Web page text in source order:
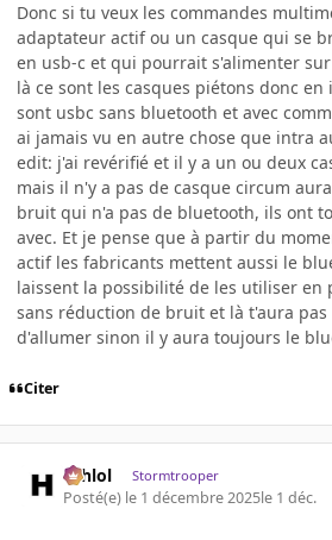
Donc si tu veux les commandes
adaptateur actif ou un casque qui se
en usb-c et qui pourrait s'alimenter sur
là ce sont les casques piétons donc
sont usbc sans bluetooth et avec
ai jamais vu en autre chose que intra
edit: j'ai revérifié et il y a un ou deux
mais il n'y a pas de casque circum
bruit qui n'a pas de bluetooth, ils ont
avec. Et je pense que à partir du
actif les fabricants mettent aussi le
laissent la possibilité de les utiliser en
sans réduction de bruit et là t'aura
d'allumer sinon il y aura toujours le
Citer
ashlol Stormtrooper
Posté(e) le 1 décembre 2025le 1 déc.